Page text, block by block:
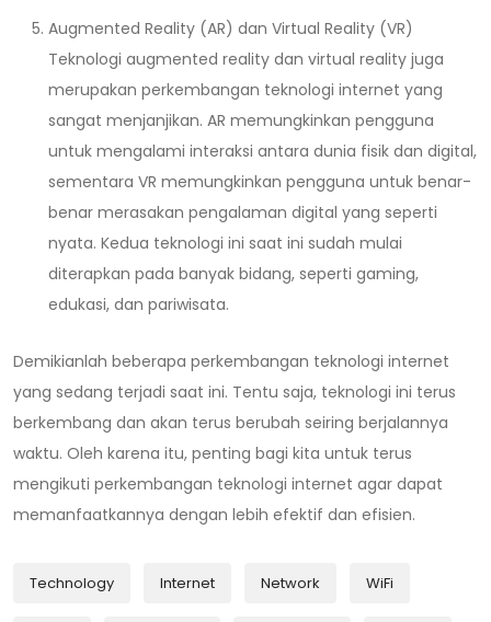
Augmented Reality (AR) dan Virtual Reality (VR)
Teknologi augmented reality dan virtual reality juga
merupakan perkembangan teknologi internet yang
sangat menjanjikan. AR memungkinkan pengguna
untuk mengalami interaksi antara dunia fisik dan digital,
sementara VR memungkinkan pengguna untuk benar-
benar merasakan pengalaman digital yang seperti
nyata. Kedua teknologi ini saat ini sudah mulai
diterapkan pada banyak bidang, seperti gaming,
edukasi, dan pariwisata.
Demikianlah beberapa perkembangan teknologi internet
yang sedang terjadi saat ini. Tentu saja, teknologi ini terus
berkembang dan akan terus berubah seiring berjalannya
waktu. Oleh karena itu, penting bagi kita untuk terus
mengikuti perkembangan teknologi internet agar dapat
memanfaatkannya dengan lebih efektif dan efisien.
Technology Internet Network WiFi